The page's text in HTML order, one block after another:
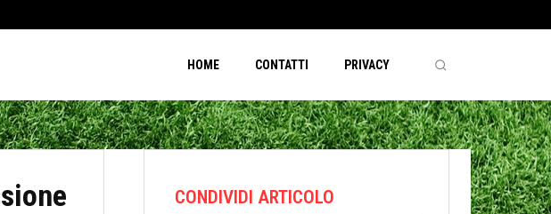
HOME CONTATTI PRIVACY
CONDIVIDI ARTICOLO